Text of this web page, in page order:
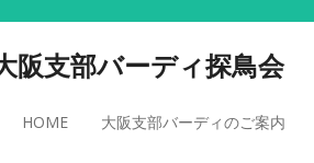
阪支部バーディ探鳥会
HOME 大阪支部バーディのご案内